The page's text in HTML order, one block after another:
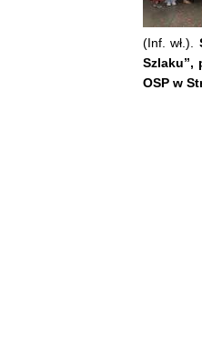
(Inf. wł.).
Szlaku”,
OSP w